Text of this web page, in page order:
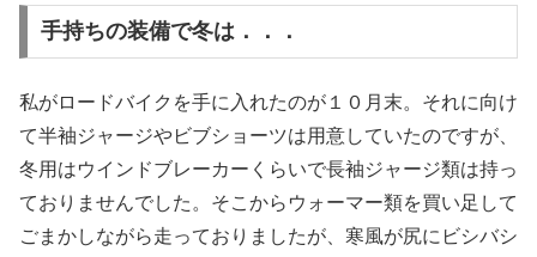
手持ちの装備で冬は．．．
私がロードバイクを手に入れたのが１０月末。それに向け
て半袖ジャージやビブショーツは用意していたのですが、
冬用はウインドブレーカーくらいで長袖ジャージ類は持っ
ておりませんでした。そこからウォーマー類を買い足して
ごまかしながら走っておりましたが、寒風が尻にビシバシ